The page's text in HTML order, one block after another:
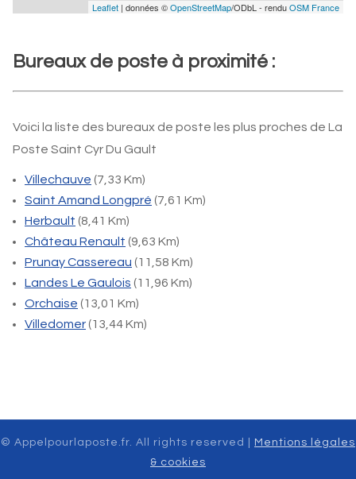
Leaflet | données ©OpenStreetMap/ODbL - renduOSM France
Bureaux de poste à proximité :
Voici la liste des bureaux de poste les plus proches de La
Poste Saint Cyr Du Gault
Villechauve (7,33 Km)
Saint Amand Longpré (7,61 Km)
Herbault (8,41 Km)
Château Renault (9,63 Km)
Prunay Cassereau (11,58 Km)
Landes Le Gaulois (11,96 Km)
Orchaise (13,01 Km)
Villedomer(13,44 Km)
© Appelpourlaposte.fr. All rights reserved |
Mentions légales
& cookies